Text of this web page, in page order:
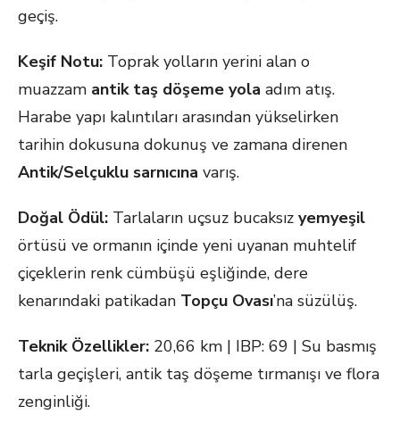
geçiş.
Keşif Notu: Toprak yolların yerini alan o
muazzam antik taş döşeme yola adım atış.
Harabe yapı kalıntıları arasından yükselirken
tarihin dokusuna dokunuş ve zamana direnen
Antik/Selçuklu sarnıcına varış.
Doğal Ödül: Tarlaların uçsuz bucaksız yemyeşil
örtüsü ve ormanın içinde yeni uyanan muhtelif
çiçeklerin renk cümbüşü eşliğinde, dere
kenarındaki patikadan Topçu Ovası’na süzülüş.
Teknik Özellikler: 20,66 km | IBP: 69 | Su basmış
tarla geçişleri, antik taş döşeme tırmanışı ve flora
zenginliği.